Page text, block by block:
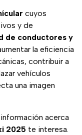
cuyos
y de
de conductores y
la eficiencia
contribuir a
vehículos
una imagen
acerca
2025 te interesa.